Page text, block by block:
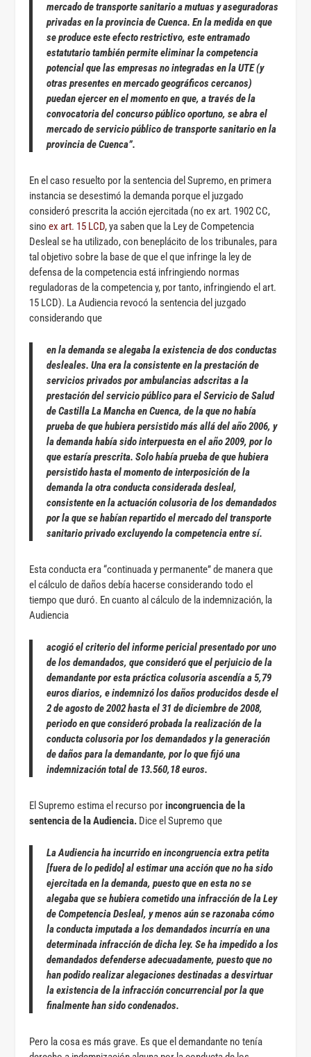
mercado de transporte sanitario a mutuas y aseguradoras
privadas en la provincia de Cuenca. En la medida en que
se produce este efecto restrictivo, este entramado
estatutario también permite eliminar la competencia
potencial que las empresas no integradas en la UTE (y
otras presentes en mercado geográficos cercanos)
puedan ejercer en el momento en que, a través de la
convocatoria del concurso público oportuno, se abra el
mercado de servicio público de transporte sanitario en la
provincia de Cuenca”.
En el caso resuelto por la sentencia del Supremo, en primera
instancia se desestimó la demanda porque el juzgado
consideró prescrita la acción ejercitada (no ex art. 1902 CC,
sinoex art. 15 LCD, ya saben que la Ley de Competencia
Desleal se ha utilizado, con beneplácito de los tribunales, para
tal objetivo sobre la base de que el que infringe la ley de
defensa de la competencia está infringiendo normas
reguladoras de la competencia y, por tanto, infringiendo el art.
15 LCD). La Audiencia revocó la sentencia del juzgado
considerando que
en la demanda se alegaba la existencia de dos conductas
desleales. Una era la consistente en la prestación de
servicios privados por ambulancias adscritas a la
prestación del servicio público para el Servicio de Salud
de Castilla La Mancha en Cuenca, de la que no había
prueba de que hubiera persistido más allá del año 2006, y
la demanda había sido interpuesta en el año 2009, por lo
que estaría prescrita. Solo había prueba de que hubiera
persistido hasta el momento de interposición de la
demandala otra conducta considerada desleal,
consistente en la actuación colusoria de los demandados
por la que se habían repartido el mercado del transporte
sanitario privado excluyendo la competencia entre sí.
Esta conducta era “continuada y permanente” de manera que
el cálculo de daños debía hacerse considerando todo el
tiempo que duró. En cuanto al cálculo de la indemnización, la
Audiencia
acogió el criterio del informe pericial presentado por uno
de los demandados, que consideró que el perjuicio de la
demandante por esta práctica colusoria ascendía a 5,79
euros diarios, e indemnizó los daños producidos desde el
2 de agosto de 2002 hasta el 31 de diciembre de 2008,
periodo en que consideró probada la realización de la
conducta colusoria por los demandados y la generación
de daños para la demandante, por lo que fijó una
indemnización total de 13.560,18 euros.
El Supremo estima el recurso porincongruencia de la
sentencia de la Audiencia. Dice el Supremo que
La Audiencia ha incurrido en incongruencia extra petita
[fuera de lo pedido] al estimaruna acción que no ha sido
ejercitada en la demanda, puesto que en esta no se
alegaba que se hubiera cometido una infracción de la Ley
de Competencia Desleal, y menos aún se razonaba cómo
la conducta imputada a los demandados incurría en una
determinada infracción de dicha ley. Se ha impedido a los
demandados defenderse adecuadamente, puesto que no
han podido realizar alegaciones destinadas a desvirtuar
la existencia de la infracción concurrencial por la que
finalmente han sido condenados.
Pero la cosa es más grave. Es que el demandante no tenía